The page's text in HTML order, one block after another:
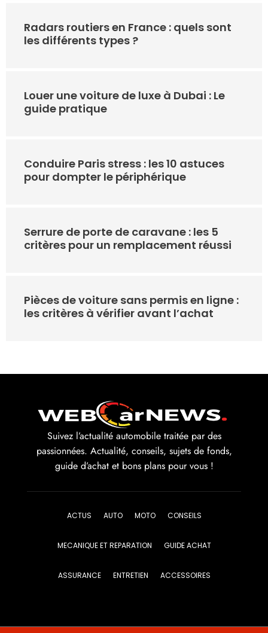
Radars routiers en France : quels sont
les différents types ?
Louer une voiture de luxe à Dubai : Le
guide pratique
Conduire Paris stress : les 10 astuces
pour dompter le périphérique
Serrure de porte de caravane : les 5
critères pour un remplacement réussi
Pièces de voiture sans permis en ligne :
les critères à vérifier avant l’achat
Suivez l’actualité automobile traitée par des
passionnées. Actualité, conseils, sujets de fonds,
guide d’achat et bons plans pour vous !
ACTUS AUTO MOTO CONSEILS
MECANIQUE ET REPARATION GUIDE ACHAT
ASSURANCE ENTRETIEN ACCESSOIRES